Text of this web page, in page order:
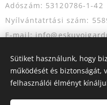
Adószám: 53120786-1-42
Nyílvántatrtási szám:
E-mail:
Sütiket használunk, hogy
működését és biztonságát,
felhasználói élményt